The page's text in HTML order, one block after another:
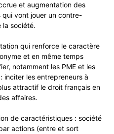
et augmentation des
vont jouer un contre-
la société.
qui renforce le caractère
et en même temps
notamment les PME et les
inciter les entrepreneurs à
attractif le droit français en
affaires.
de caractéristiques : société
actions (entre et sort